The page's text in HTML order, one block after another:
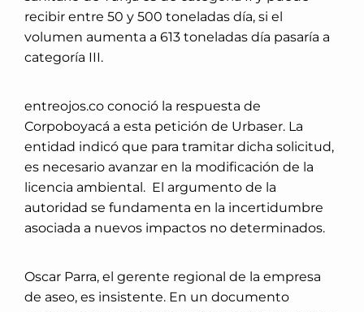
recibir entre 50 y 500 toneladas día, si el
volumen aumenta a 613 toneladas día pasaría a
categoría III.
entreojos.co conoció la respuesta de
Corpoboyacá a esta petición de Urbaser. La
entidad indicó que para tramitar dicha solicitud,
es necesario avanzar en la modificación de la
licencia ambiental. El argumento de la
autoridad se fundamenta en la incertidumbre
asociada a nuevos impactos no determinados.
Oscar Parra, el gerente regional de la empresa
de aseo, es insistente. En un documento